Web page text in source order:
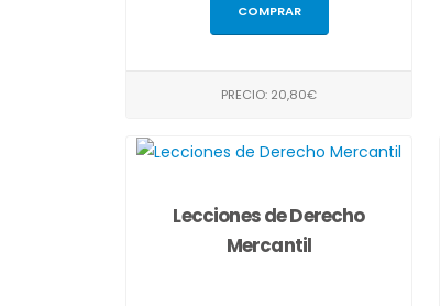
COMPRAR
PRECIO: 20,80€
Lecciones de Derecho
Mercantil